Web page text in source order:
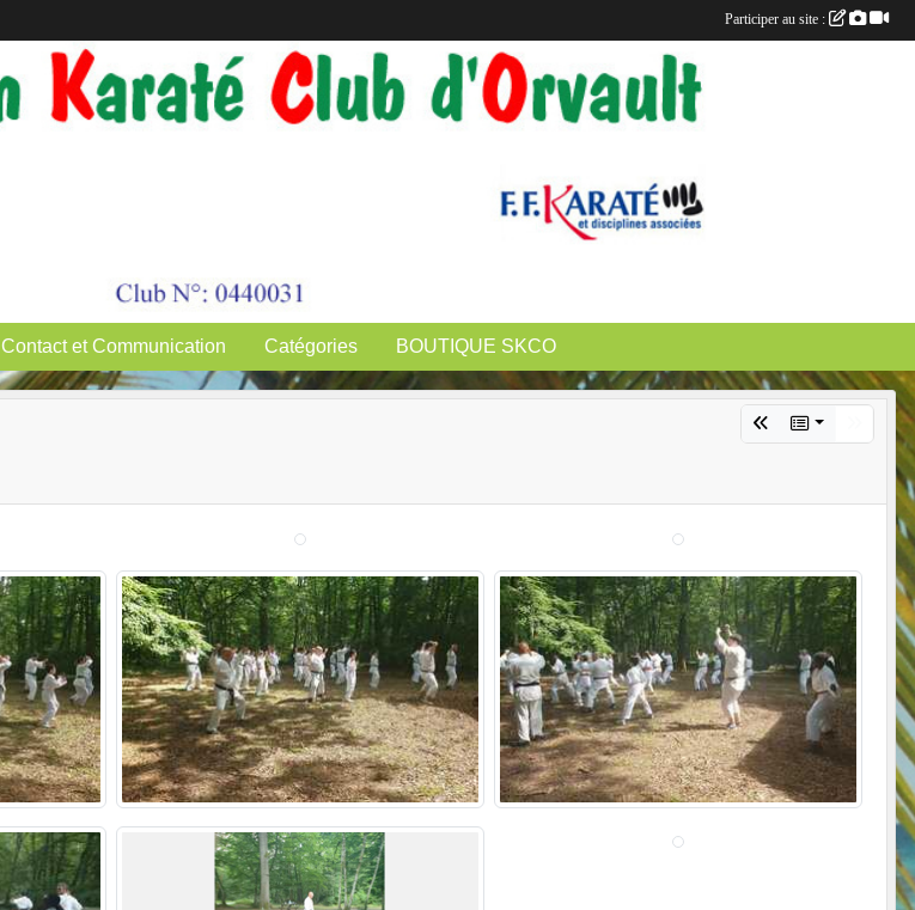
Contact et Communication Catégories BOUTIQUE SKCO
Participer au site :